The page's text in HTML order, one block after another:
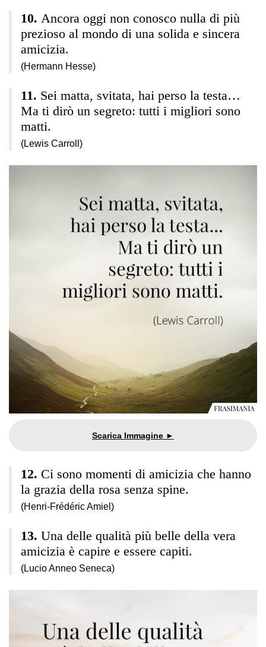
Ancora oggi non conosco nulla di più
prezioso al mondo di una solida e sincera
amicizia.
(Hermann Hesse)
Sei matta, svitata, hai perso la testa…
Ma ti dirò un segreto: tutti i migliori sono
matti.
(Lewis Carroll)
Ci sono momenti di amicizia che hanno
la grazia della rosa senza spine.
(Henri-Frédéric Amiel)
Una delle qualità più belle della vera
amicizia è capire e essere capiti.
(Lucio Anneo Seneca)